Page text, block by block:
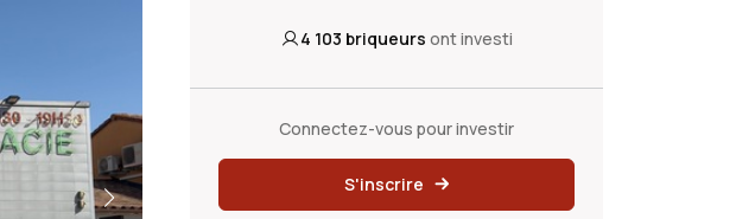
4 103 briqueurs ont investi
Connectez-vous pour investir
S'inscrire